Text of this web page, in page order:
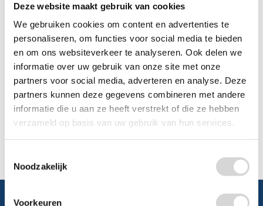
Deze website maakt gebruik van cookies
We gebruiken cookies om content en advertenties te
personaliseren, om functies voor social media te bieden
en om ons websiteverkeer te analyseren. Ook delen we
informatie over uw gebruik van onze site met onze
partners voor social media, adverteren en analyse. Deze
partners kunnen deze gegevens combineren met andere
informatie die u aan ze heeft verstrekt of die ze hebben
verzameld op basis van uw gebruik van hun services.
Noodzakelijk
Voorkeuren
WhatsApp 0348 479195
Mailen
Offerte aanvragen Vraag een speciale prijs op bij ons, wij
kijken naar de mogelijkheden.